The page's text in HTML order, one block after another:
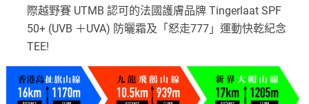
際越野賽 UTMB 認可的法國護膚品牌 Tingerlaat SPF
50+ (UVB ＋UVA) 防曬霜及「怒走777」運動快乾紀念
TEE!